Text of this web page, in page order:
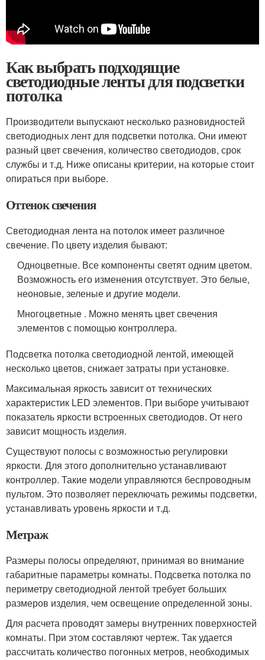
Как выбрать подходящие
светодиодные ленты для подсветки
потолка
Производители выпускают несколько разновидностей
светодиодных лент для подсветки потолка. Они имеют
разный цвет свечения, количество светодиодов, срок
службы и т.д. Ниже описаны критерии, на которые стоит
опираться при выборе.
Оттенок свечения
Светодиодная лента на потолок имеет различное
свечение. По цвету изделия бывают:
Одноцветные. Все компоненты светят одним цветом.
Возможность его изменения отсутствует. Это белые,
неоновые, зеленые и другие модели.
Многоцветные . Можно менять цвет свечения
элементов с помощью контроллера.
Подсветка потолка светодиодной лентой, имеющей
несколько цветов, снижает затраты при установке.
Максимальная яркость зависит от технических
характеристик LED элементов. При выборе учитывают
показатель яркости встроенных светодиодов. От него
зависит мощность изделия.
Существуют полосы с возможностью регулировки
яркости. Для этого дополнительно устанавливают
контроллер. Такие модели управляются беспроводным
пультом. Это позволяет переключать режимы подсветки,
устанавливать уровень яркости и т.д.
Метраж
Размеры полосы определяют, принимая во внимание
габаритные параметры комнаты. Подсветка потолка по
периметру светодиодной лентой требует больших
размеров изделия, чем освещение определенной зоны.
Для расчета проводят замеры внутренних поверхностей
комнаты. При этом составляют чертеж. Так удается
рассчитать количество погонных метров, необходимых